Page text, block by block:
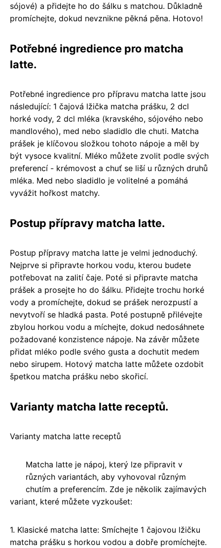
sójové) a přidejte ho do šálku s matchou. Důkladně
promíchejte, dokud nevznikne pěkná pěna. Hotovo!
Potřebné ingredience pro matcha
latte.
Potřebné ingredience pro přípravu matcha latte jsou
následující: 1 čajová lžička matcha prášku, 2 dcl
horké vody, 2 dcl mléka (kravského, sójového nebo
mandlového), med nebo sladidlo dle chuti. Matcha
prášek je klíčovou složkou tohoto nápoje a měl by
být vysoce kvalitní. Mléko můžete zvolit podle svých
preferencí - krémovost a chuť se liší u různých druhů
mléka. Med nebo sladidlo je volitelné a pomáhá
vyvážit hořkost matchy.
Postup přípravy matcha latte.
Postup přípravy matcha latte je velmi jednoduchý.
Nejprve si připravte horkou vodu, kterou budete
potřebovat na zalití čaje. Poté si připravte matcha
prášek a prosejte ho do šálku. Přidejte trochu horké
vody a promíchejte, dokud se prášek nerozpustí a
nevytvoří se hladká pasta. Poté postupně přilévejte
zbylou horkou vodu a míchejte, dokud nedosáhnete
požadované konzistence nápoje. Na závěr můžete
přidat mléko podle svého gusta a dochutit medem
nebo sirupem. Hotový matcha latte můžete ozdobit
špetkou matcha prášku nebo skořicí.
Varianty matcha latte receptů.
Varianty matcha latte receptů
Matcha latte je nápoj, který lze připravit v
různých variantách, aby vyhovoval různým
chutím a preferencím. Zde je několik zajímavých
variant, které můžete vyzkoušet:
1. Klasické matcha latte: Smíchejte 1 čajovou lžičku
matcha prášku s horkou vodou a dobře promíchejte.